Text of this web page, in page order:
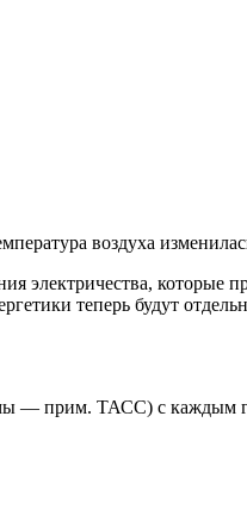
воздуха
электричества, которые
теперь будут
— прим. ТАСС) с каждым